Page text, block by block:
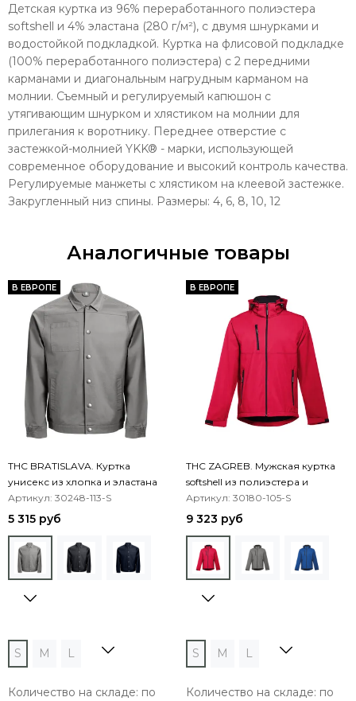
Детская куртка из 96% переработанного полиэстера
softshell и 4% эластана (280 г/м²), с двумя шнурками и
водостойкой подкладкой. Куртка на флисовой подкладке
(100% переработанного полиэстера) с 2 передними
карманами и диагональным нагрудным карманом на
молнии. Съемный и регулируемый капюшон с
утягивающим шнурком и хлястиком на молнии для
прилегания к воротнику. Переднее отверстие с
застежкой-молнией YKK® - марки, использующей
современное оборудование и высокий контроль качества.
Регулируемые манжеты с хлястиком на клеевой застежке.
Закругленный низ спины. Размеры: 4, 6, 8, 10, 12
Аналогичные товары
В ЕВРОПЕ
THC BRATISLAVA. Куртка
унисекс из хлопка и эластана
Артикул: 30248-113-S
5 315 руб
S M L
Количество на складе: по
В ЕВРОПЕ
THC ZAGREB. Мужская куртка
softshell из полиэстера и
эластана
Артикул: 30180-105-S
9 323 руб
S M L
Количество на складе: по